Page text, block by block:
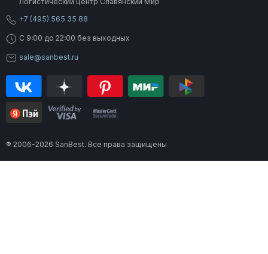
+7 (495) 565 35 88
C 9:00 до 22:00 без выходных
sale@sanbest.ru
® 2006-2026 SanBest. Все права защищены